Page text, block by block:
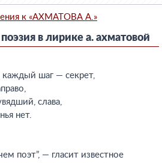
к «АХМАТОВА А.»
в лирике а. ахматовой
каждый шаг — секрет,
слава,
нет.
поэт”, — гласит известное